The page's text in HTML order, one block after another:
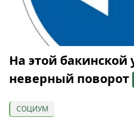
На этой
неверный поворот
СОЦИУМ